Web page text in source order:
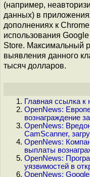
(например,
данных) в
дополнениях к
использования
Store. Максимальный
выявления данного
тысяч долларов.
Главная ссылка к
OpenNews:
вознаграждение
OpenNews:
CamScanner,
OpenNews:
выплаты
OpenNews:
уязвимостей в
OpenNews: